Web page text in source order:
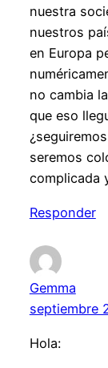
nuestra
nuestros
en Europa
no cambia
que eso
seremos
complicada
Responder
Gemma
septiembre
Hola: